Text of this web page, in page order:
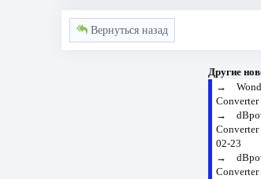
Вернуться назад
Другие
→
Converter
→
Converter
02-23
→
Converter